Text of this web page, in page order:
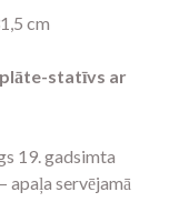
cm
statīvs ar
19. gadsimta
apaļa servējamā